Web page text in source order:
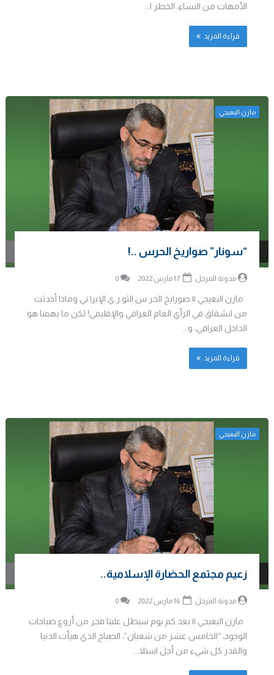
الأمهات من النساء، الخطر ا...
قراءة المزيد
مازن البعيجي
“سونار” صواريخ الحرس ..!
مدونة المرجل 0
مازن البعيجي || صورايخ الحر.س الثو.ر.ي الإيرا.ني وماذا أحدثت
من انشقاق في الرأي العام العراقي والإقليمي! لكن ما يهمنا هو
الداخل العراقي، و...
قراءة المزيد
مازن البعيجي
زعيم مجتمع الحضارة الإسلامية..
مدونة المرجل 0
مازن البعيجي || بعد كم يوم سيطل علينا فجر من أروع صباحات
الوجود، “الخامس عشر من شعبان”، الصباح الذي هيأت الدنيا
والقدر كل شيء من أجل استلا...